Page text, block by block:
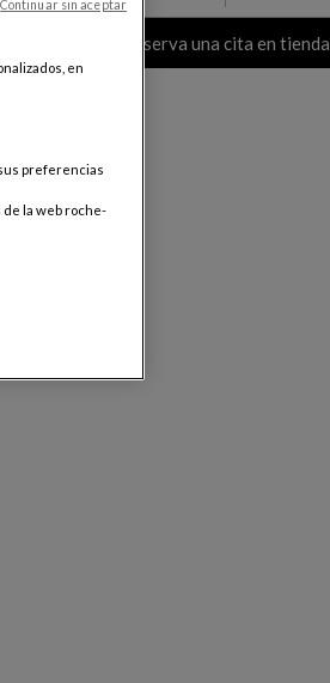
Reserva una cita en tienda
en
preferencias
la web roche-
Continuar sin aceptar